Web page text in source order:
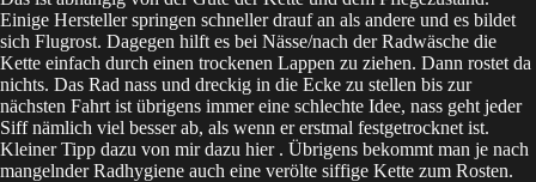
Einige Hersteller springen schneller drauf an als andere und es bildet
sich Flugrost. Dagegen hilft es bei Nässe/nach der Radwäsche die
Kette einfach durch einen trockenen Lappen zu ziehen. Dann rostet da
nichts. Das Rad nass und dreckig in die Ecke zu stellen bis zur
nächsten Fahrt ist übrigens immer eine schlechte Idee, nass geht jeder
Siff nämlich viel besser ab, als wenn er erstmal festgetrocknet ist.
Kleiner Tipp dazu von mir dazu hier . Übrigens bekommt man je nach
mangelnder Radhygiene auch eine verölte siffige Kette zum Rosten.